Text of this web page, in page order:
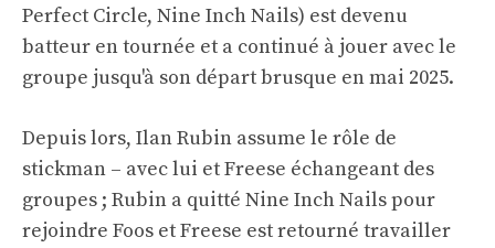
Perfect Circle, Nine Inch Nails) est devenu
batteur en tournée et a continué à jouer avec le
groupe jusqu'à son départ brusque en mai 2025.
Depuis lors, Ilan Rubin assume le rôle de
stickman – avec lui et Freese échangeant des
groupes ; Rubin a quitté Nine Inch Nails pour
rejoindre Foos et Freese est retourné travailler